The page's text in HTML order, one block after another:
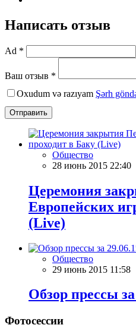
Написать отзыв
Ad *
Ваш отзыв *
Oxudum və razıyam Şərh
Отправить
Общество
28 июнь 2015 22:40
Церемония
Европейских
(Live)
Общество
29 июнь 2015 11:58
Обзор прессы
Фотосессии